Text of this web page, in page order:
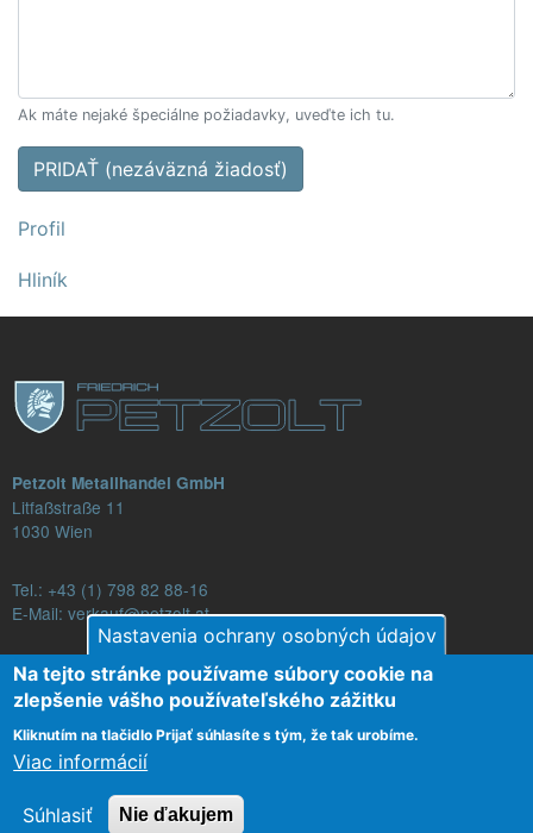
Ak máte nejaké špeciálne požiadavky, uveďte ich tu.
PRIDAŤ (nezáväzná žiadosť)
Profil
Hliník
Petzolt Metallhandel GmbH
Litfaßstraße 11
1030 Wien
Tel.: +43 (1) 798 82 88-16
E-Mail: verkauf@petzolt.at
Fußzeilenmenü
Kontakt Obchodné podmienky
Ochrana dát
Nastavenia ochrany osobných údajov
Na tejto stránke používame súbory cookie na
zlepšenie vášho používateľského zážitku
Kliknutím na tlačidlo Prijať súhlasíte s tým, že tak urobíme.
Viac informácií
Súhlasiť Nie ďakujem